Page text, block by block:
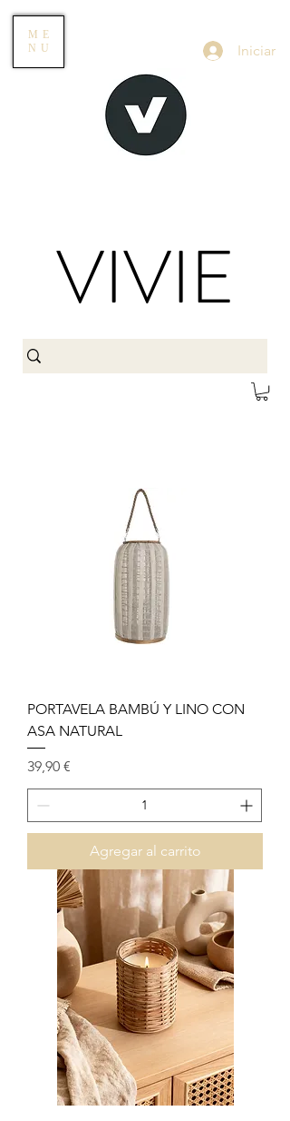
ME
NU
Iniciar
VIVIE
PORTAVELA BAMBÚ Y LINO CON
ASA NATURAL
Precio
39,90 €
Agregar al carrito